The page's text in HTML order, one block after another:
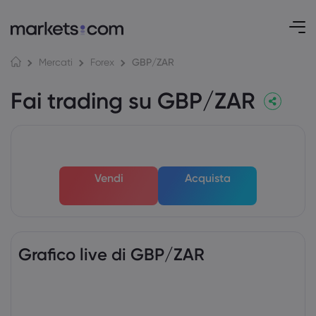
Mercati Forex GBP/ZAR
Fai trading su GBP/ZAR
Vendi Acquista
Grafico live di GBP/ZAR